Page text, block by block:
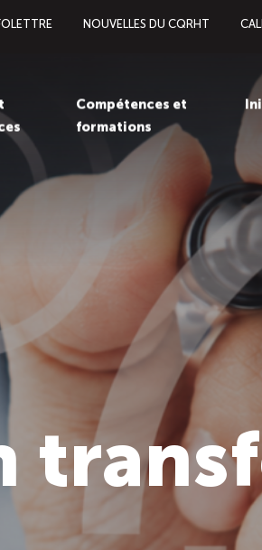
NOUVELLES DU CQRHT
Compétences et
formations